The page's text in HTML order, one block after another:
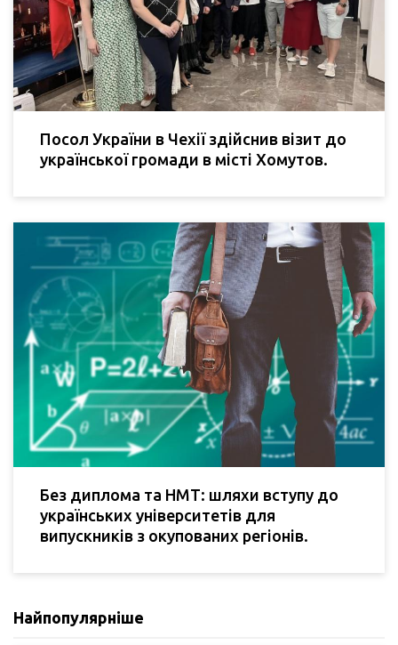
Посол України в Чехії здійснив візит до
української громади в місті Хомутов.
Без диплома та НМТ: шляхи вступу до
українських університетів для
випускників з окупованих регіонів.
Найпопулярніше